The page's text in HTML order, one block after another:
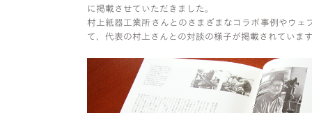
に掲載させていただきました。
村上紙器工業所さんとのさまざまなコラボ事例やウェ
て、代表の村上さんとの対談の様子が掲載されていま